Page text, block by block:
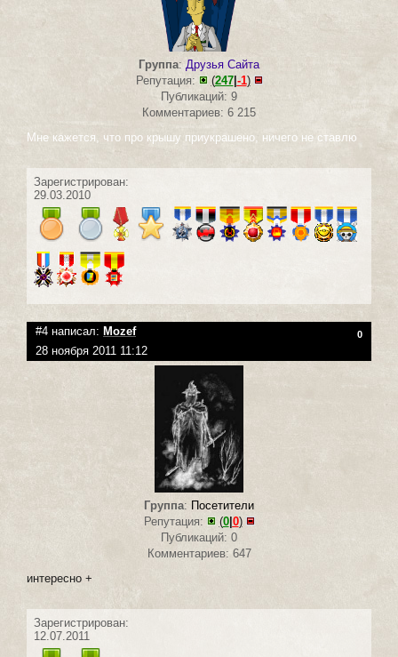
Группа: Друзья Сайта
Репутация:
(247| -1)
Публикаций: 9
Комментариев: 6 215
Мне кажется, что про крышу приукрашено, ничего не ставлю
Зарегистрирован:
29.03.2010
#4 написал: Mozef 0
28 ноября 2011 11:12
Группа: Посетители
Репутация:
(0|0)
Публикаций: 0
Комментариев: 647
интересно +
Зарегистрирован:
12.07.2011